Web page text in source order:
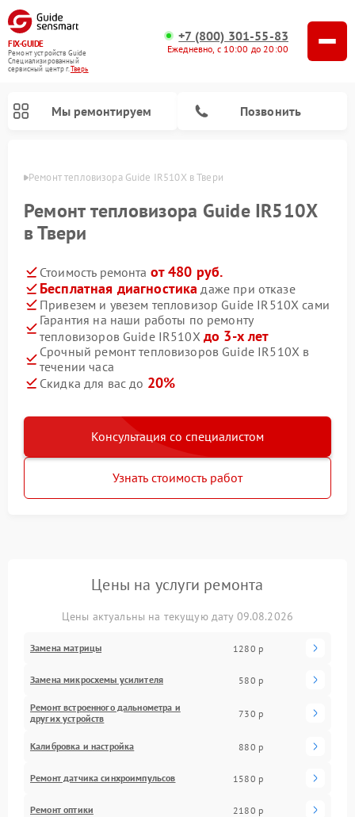
FIX-GUIDE
Ремонт устройств Guide
Специализированный
cервисный центр г.Тверь
+7 (800) 301-55-83
Ежедневно, с 10:00 до 20:00
Мы ремонтируем Позвонить
Ремонт тепловизора Guide IR510X в Твери
Ремонт тепловизора Guide IR510X
в Твери
Стоимость ремонта от 480 руб.
Бесплатная диагностика даже при отказе
Привезем и увезем тепловизор Guide IR510X сами
Гарантия на наши работы по ремонту
тепловизоров Guide IR510X до 3-х лет
Срочный ремонт тепловизоров Guide IR510X в
течении часа
Скидка для вас до 20%
Консультация со специалистом
Узнать стоимость работ
Цены на услуги ремонта
Цены актуальны на текущую дату 09.08.2026
Замена матрицы 1280 р
Замена микросхемы усилителя 580 р
Ремонт встроенного дальнометра и
других устройств
730 р
Калибровка и настройка 880 р
Ремонт датчика синхроимпульсов 1580 р
Ремонт оптики 2180 р